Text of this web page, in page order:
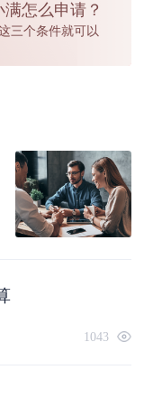
满怎么申请？
三个条件就可以
1043